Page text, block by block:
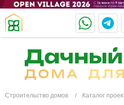
Строительство домов Каталог